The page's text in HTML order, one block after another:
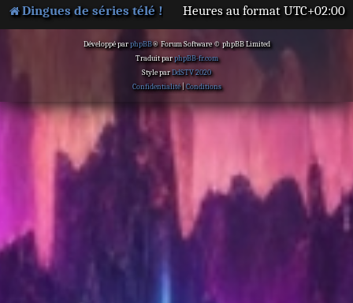
Dingues de séries télé ! Heures au format UTC+02:00
Développé parphpBB® Forum Software © phpBB Limited
Traduit parphpBB-fr.com
Style parDdSTV 2020
Confidentialité|Conditions